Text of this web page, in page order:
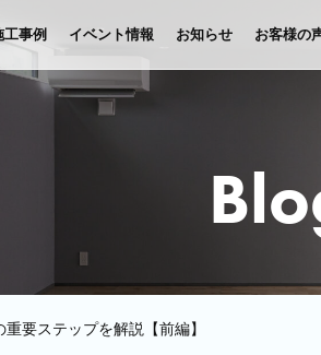
工事例 イベント情報 お知らせ お客様の
要ステップを解説【前編】